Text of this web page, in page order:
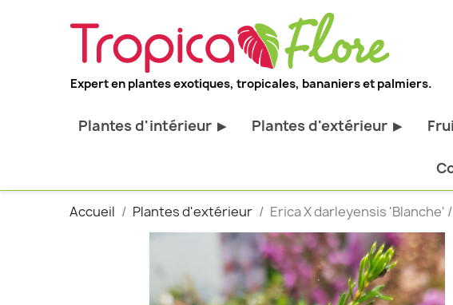
Expert en plantes exotiques, tropicales, bananiers et palmiers.
Plantes d'intérieur ▶
Plantes pour bureau
Palmier d'intérieur
Cactus & Succulentes
Sujets d'exception
Plantes d'extérieur ▶
Toutes les plantes
Bananiers rustiques
Palmiers rustiques
Orchidées rustiques
Plantes et arbustes à
décoratif
Accueil Plantes d'extérieur Erica X darleyensis